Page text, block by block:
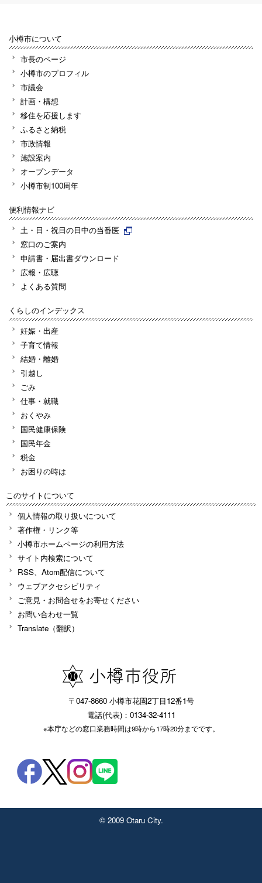
小樽市について
市長のページ
小樽市のプロフィル
市議会
計画・構想
移住を応援します
ふるさと納税
市政情報
施設案内
オープンデータ
小樽市制100周年
便利情報ナビ
土・日・祝日の日中の当番医
窓口のご案内
申請書・届出書ダウンロード
広報・広聴
よくある質問
くらしのインデックス
妊娠・出産
子育て情報
結婚・離婚
引越し
ごみ
仕事・就職
おくやみ
国民健康保険
国民年金
税金
お困りの時は
このサイトについて
個人情報の取り扱いについて
著作権・リンク等
小樽市ホームページの利用方法
サイト内検索について
RSS、Atom配信について
ウェブアクセシビリティ
ご意見・お問合せをお寄せください
お問い合わせ一覧
Translate（翻訳）
〒047-8660 小樽市花園2丁目12番1号
電話(代表)：0134-32-4111
※本庁などの窓口業務時間は9時から17時20分までです。
© 2009 Otaru City.